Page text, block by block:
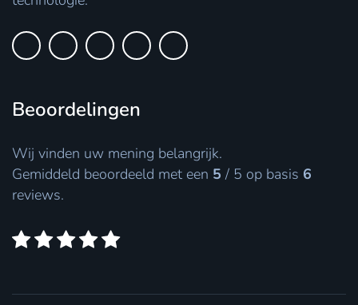
Beoordelingen
Wij vinden uw mening belangrijk.
Gemiddeld beoordeeld met een 5 / 5 op basis 6
reviews.